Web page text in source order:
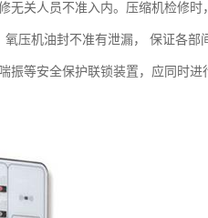
关人员不准入内。压缩机检修时
压机油封不准有泄漏， 保证各部
等安全保护联锁装置，应同时进